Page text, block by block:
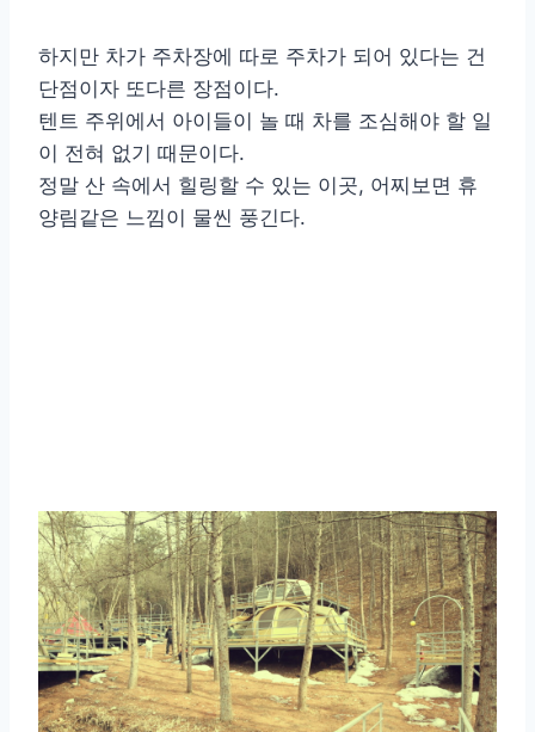
하지만 차가 주차장에 따로 주차가 되어 있다는 건
단점이자 또다른 장점이다.
텐트 주위에서 아이들이 놀 때 차를 조심해야 할 일
이 전혀 없기 때문이다.
정말 산 속에서 힐링할 수 있는 이곳, 어찌보면 휴
양림같은 느낌이 물씬 풍긴다.